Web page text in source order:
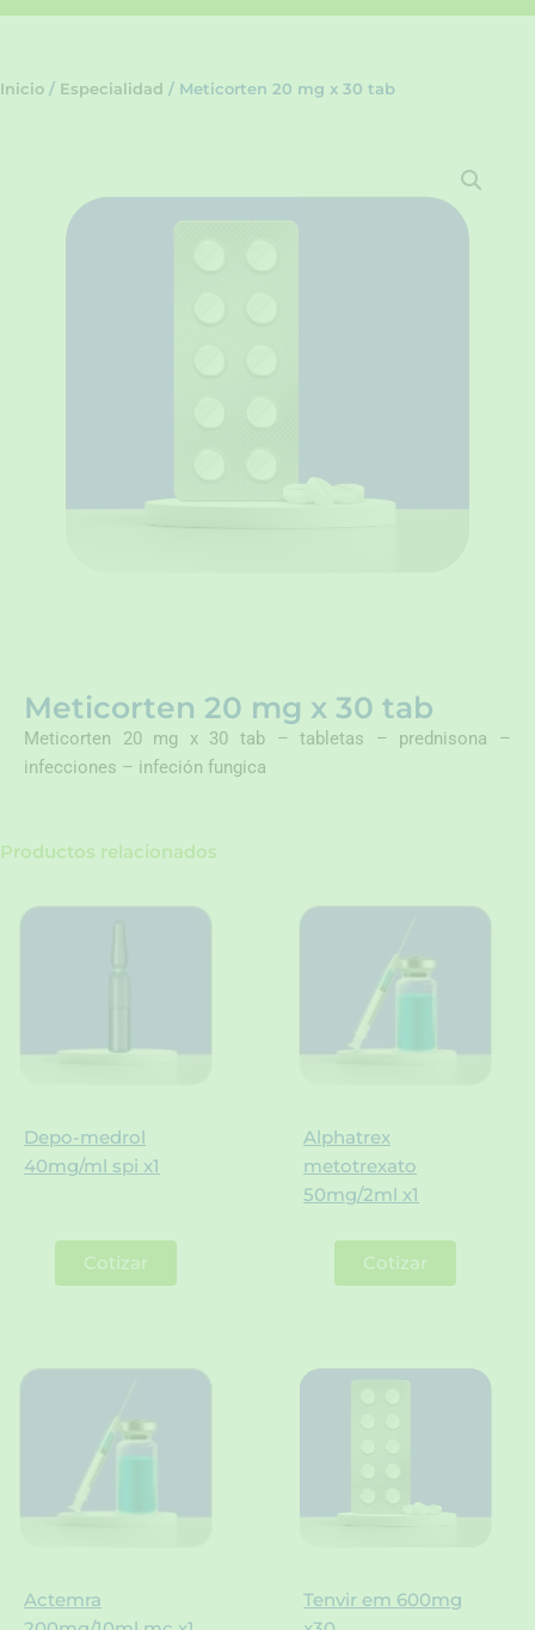
Inicio / Especialidad / Meticorten 20 mg x 30 tab
Meticorten 20 mg x 30 tab
Meticorten 20 mg x 30 tab – tabletas – prednisona –
infecciones – infeción fungica
Productos relacionados
Depo-medrol
40mg/ml spi x1
Cotizar
Alphatrex
metotrexato
50mg/2ml x1
Cotizar
Actemra
Tenvir em 600mg